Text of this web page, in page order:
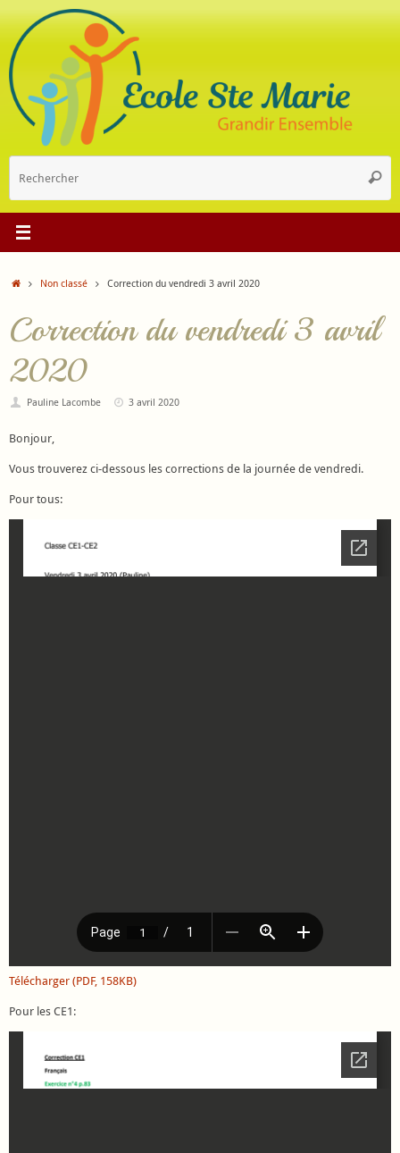
au
contenu
:
AccueilNon classé Correction du vendredi 3 avril 2020
Correction du vendredi 3 avril
2020
Pauline Lacombe 3 avril 2020
Bonjour,
Vous trouverez ci-dessous les corrections de la journée de vendredi.
Pour tous:
Télécharger (PDF, 158KB)
Pour les CE1: